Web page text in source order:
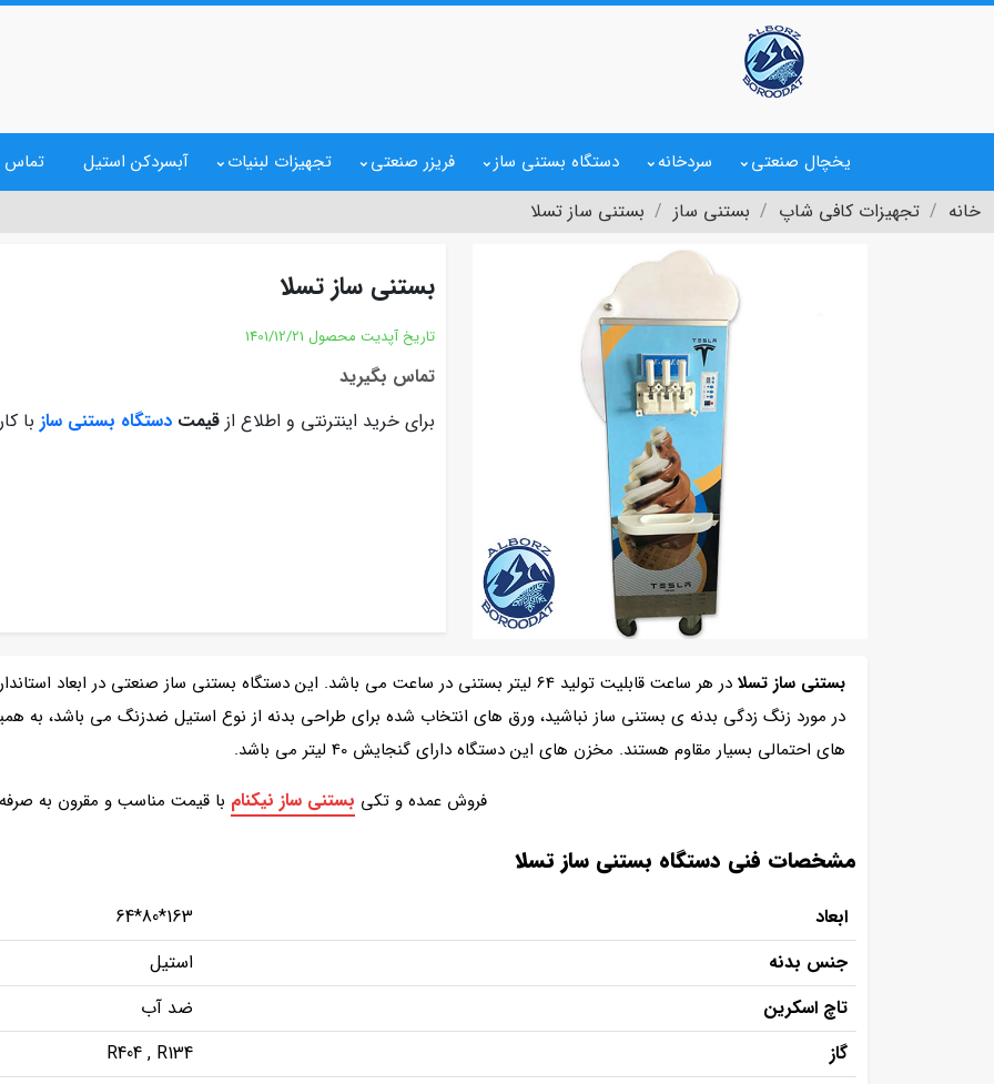
یخچال صنعتی سردخانه دستگاه بستنی ساز فریزر صنعتی تجهیزات لبنیات آبسردکن استیل تماس
خانه تجهیزات کافی شاپ بستنی ساز بستنی ساز تسلا
بستنی ساز تسلا
تاریخ آپدیت محصول 1401/12/21
تماس بگیرید
برای خرید اینترنتی و اطلاع از قیمت دستگاه بستنی ساز با
بستنی ساز تسلا
در مورد زنگ زدگی بدنه ی بستنی ساز نباشید، ورق های انتخاب شده برای طراحی بدنه از نوع استیل ضدزنگ می باشد، به
های احتمالی بسیار مقاوم هستند. مخزن های این دستگاه دارای گنجایش 40 لیتر می باشد.
فروش عمده و تکی بستنی ساز نیکنام با قیمت مناسب و مقرون به صرفه
مشخصات فنی دستگاه بستنی ساز تسلا
ابعاد
163*80*64
جنس بدنه
استیل
تاچ اسکرین
ضد آب
گاز
R404 , R134